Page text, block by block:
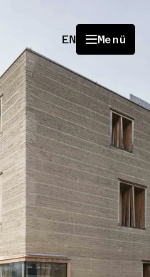
EN Menü